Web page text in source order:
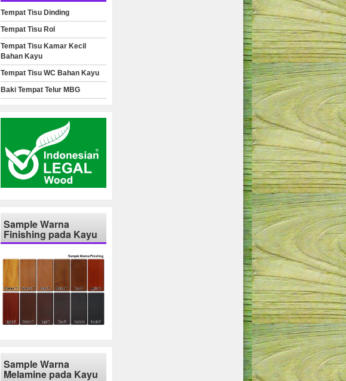
Tempat Tisu Dinding
Tempat Tisu Rol
Tempat Tisu Kamar Kecil
Bahan Kayu
Tempat Tisu WC Bahan Kayu
Baki Tempat Telur MBG
Sample Warna
Finishing pada Kayu
Sample Warna
Melamine pada Kayu